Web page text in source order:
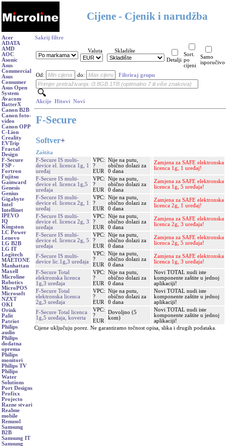
Cijene - Cjenik i narudžba
Acer
ADATA
AMD
AOC
Asonic
Asus
Commercial
Asus
Consumer
Asus Open
System
Avacom
BatterX
Canon B2B
Canon foto-
video
Canon OPP
C-Lion
Creality
EVTrip
Fractal
Design
F-Secure
FSP -
Fortron
Fujitsu
Gainward
Genesis
Genius
Gigabyte
Intel
Intellinet
IPEVO
IQ
Kingston
LC Power
Lenovo
LG B2B
LG IT
Logitech
MAETONE
Manhattan
Maxell
Microline
Robotics
MicroPOS
Microsoft
NZXT
OKI
Orink
Palit
Patriot
Philips
audio
Philips
dodatna
oprema
Philips
monitori
Philips TV
Philips
Water
Solutions
Port Designs
Profixx
Projecto
Razne stvari
Realme
mobile
Renusol
Samsung
B2B
Samsung IT
Samsung
Sakrij filtre
Valuta
Skladište
Detalji
Sort.
po
cijeni
Samo
isporučivo
Od: do: Filtriraj grupu
Akcije Hitovi Novi
F-Secure
Softver+
Zaštita
F-Secure IS multi-
device el. licenca 1g, 1
uređaj
VPC:
?
EUR
Nije na putu,
obično dolazi za
0 dana
Zamjena za SAFE elektronska
licenca 1g, 1 uređaj!
F-Secure IS multi-
device el. licenca 1g,5
uređaja
VPC:
?
EUR
Nije na putu,
obično dolazi za
0 dana
Zamjena za SAFE elektronska
licenca 1g, 5 uređaja!
F-Secure IS multi-
device el. licenca 2g, 1
uređaj
VPC:
?
EUR
Nije na putu,
obično dolazi za
0 dana
Zamjena za SAFE elektronska
licenca 2g, 1 uređaj!
F-Secure IS multi-
device el. licenca 2g, 3
uređaja
VPC:
?
EUR
Nije na putu,
obično dolazi za
0 dana
Zamjena za SAFE elektronska
licenca 2g, 3 uređaja!
F-Secure IS multi-
device el. licenca 2g, 5
uređaja
VPC:
?
EUR
Nije na putu,
obično dolazi za
0 dana
Zamjena za SAFE elektronska
licenca 2g, 5 uređaja!
F-Secure IS multi-
device lic.1g,3 uređaja
VPC:
?
EUR
Nije na putu,
obično dolazi za
0 dana
Zamjena za SAFE elektronska
licenca 1g, 3 uređaja!
F-Secure Total
elektronska licenca
1g,3 uređaja
VPC:
?
EUR
Nije na putu,
obično dolazi za
0 dana
Novi TOTAL nudi iste
komponente zaštite u jednoj
aplikaciji!
F-Secure Total
elektronska licenca
2g,3 uređaja
VPC:
?
EUR
Nije na putu,
obično dolazi za
0 dana
Novi TOTAL nudi iste
komponente zaštite u jednoj
aplikaciji!
F-Secure Total licenca
1g,5 uređaja, koverta
VPC:
?
EUR
Dovoljno (5
kom)
Novi TOTAL nudi iste
komponente zaštite u jednoj
aplikaciji!
Cijene uključuju porez. Ne garantiramo točnost opisa, slika i drugih podataka.